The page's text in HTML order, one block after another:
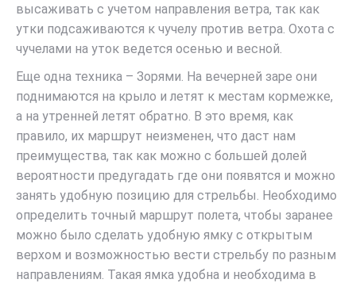
высаживать с учетом направления ветра, так как
утки подсаживаются к чучелу против ветра. Охота с
чучелами на уток ведется осенью и весной.
Еще одна техника – Зорями. На вечерней заре они
поднимаются на крыло и летят к местам кормежке,
а на утренней летят обратно. В это время, как
правило, их маршрут неизменен, что даст нам
преимущества, так как можно с большей долей
вероятности предугадать где они появятся и можно
занять удобную позицию для стрельбы. Необходимо
определить точный маршрут полета, чтобы заранее
можно было сделать удобную ямку с открытым
верхом и возможностью вести стрельбу по разным
направлениям. Такая ямка удобна и необходима в